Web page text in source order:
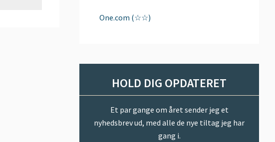
One.com (☆☆)
HOLD DIG OPDATERET
Et par gange om året sender jeg et
nyhedsbrev ud, med alle de nye tiltag jeg har
gang i.